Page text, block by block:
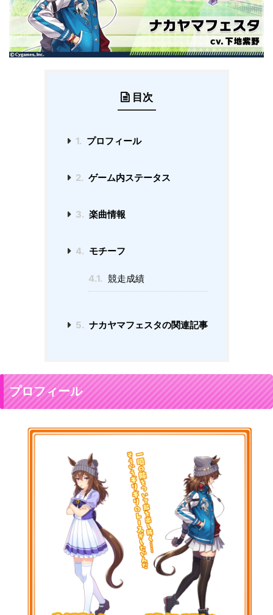
目次
1. プロフィール
2. ゲーム内ステータス
3. 楽曲情報
4. モチーフ
4.1. 競走成績
5. ナカヤマフェスタの関連記事
プロフィール